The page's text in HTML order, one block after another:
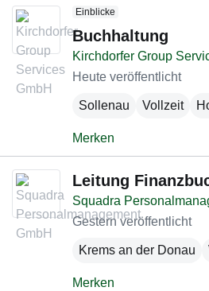
Einblicke
Buchhaltung
Kirchdorfer Group
Heute veröffentlicht
Sollenau Vollzeit
Merken
Leitung
Squadra
Gestern veröffentlicht
Krems an der Donau
Merken